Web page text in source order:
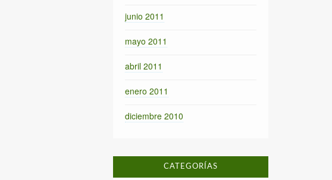
junio 2011
mayo 2011
abril 2011
enero 2011
diciembre 2010
CATEGORÍAS